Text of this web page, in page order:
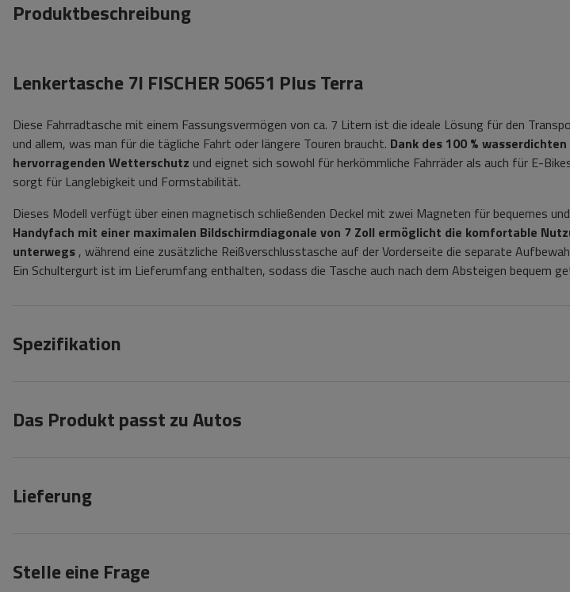
Produktbeschreibung
Lenkertasche 7l FISCHER 50651 Plus Terra
Diese Fahrradtasche mit einem Fassungsvermögen von ca. 7 Litern ist die ideale Lösung für den
und allem, was man für die tägliche Fahrt oder längere Touren braucht. Dank des 100 %
hervorragenden Wetterschutz und eignet sich sowohl für herkömmliche Fahrräder als auch für E-
sorgt für Langlebigkeit und Formstabilität.
Dieses Modell verfügt über einen magnetisch schließenden Deckel mit zwei Magneten für bequemes
Handyfach mit einer maximalen Bildschirmdiagonale von 7 Zoll ermöglicht die komfortable
unterwegs , während eine zusätzliche Reißverschlusstasche auf der Vorderseite die separate
Ein Schultergurt ist im Lieferumfang enthalten, sodass die Tasche auch nach dem Absteigen bequem
Spezifikation
Das Produkt passt zu Autos
Lieferung
Stelle eine Frage